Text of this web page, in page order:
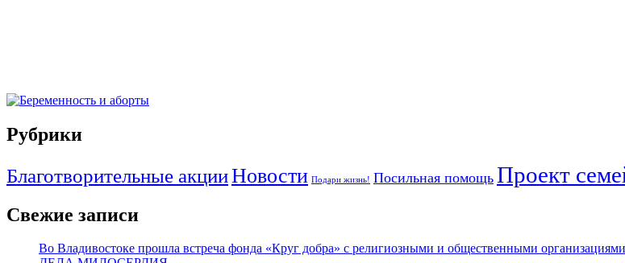
Рубрики
Благотворительные акцииНовости Подари жизнь! Посильная помощь Проект
Свежие записи
Во Владивостоке прошла встреча фонда «Круг добра» с религиозными и общественными организациями